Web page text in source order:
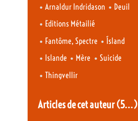
• Arnaldur Indridason • Deuil
• Editions Métailié
• Fantôme, Spectre •Ísland
• Islande • Mère • Suicide
• Thingvellir
Articles de cet auteur(5…)